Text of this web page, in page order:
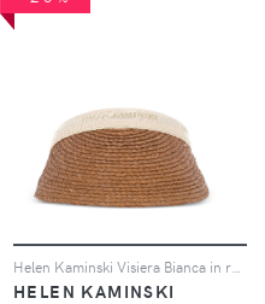
HELEN KAMINSKI